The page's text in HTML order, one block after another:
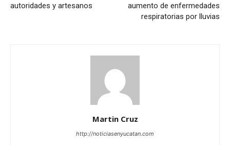
autoridades y artesanos
aumento de enfermedades
respiratorias por lluvias
Martin Cruz
http://noticiasenyucatan.com